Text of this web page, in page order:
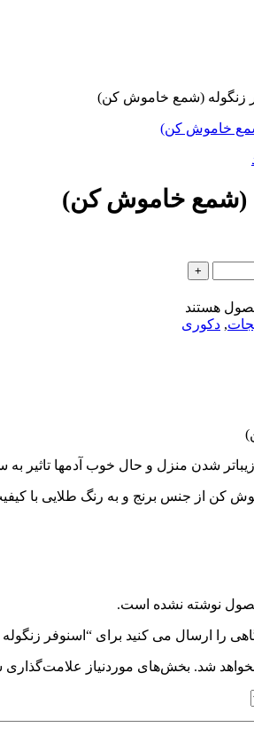
زنگوله (شمع خاموش کن)
(شمع خاموش کن)
هستند
, دکوری
شدن منزل و حال خوب آدمها تاثیر به
کن از جنس برنج و به رنگ طلایی با
نوشته نشده است.
را ارسال می کنید برای “اسنوفر
شد. بخش‌های موردنیاز علامت‌گذاری